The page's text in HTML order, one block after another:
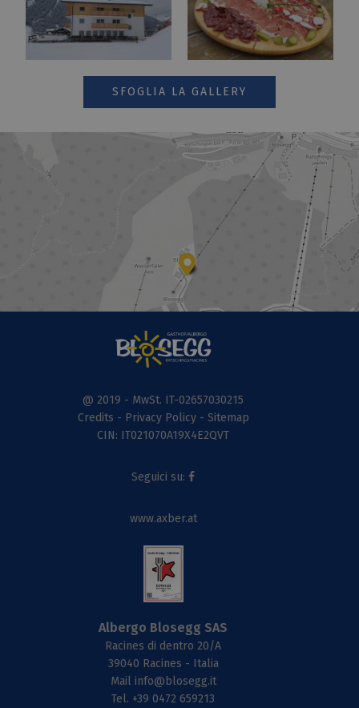
SFOGLIA LA GALLERY
@ 2019 - MwSt. IT-02657030215
Credits - Privacy Policy- Sitemap
CIN: IT021070A19X4E2QVT
Seguici su:
www.axber.at
Albergo Blosegg SAS
Racines di dentro 20/A
39040 Racines - Italia
Mail info@blosegg.it
Tel. +39 0472 659213